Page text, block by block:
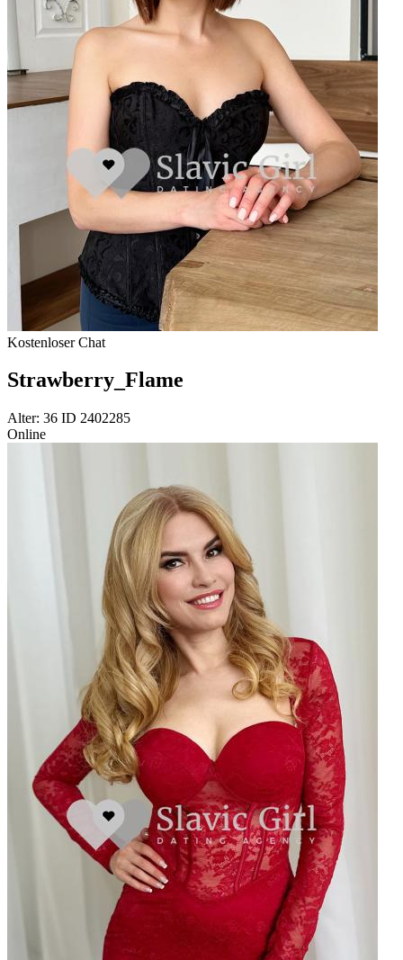
Kostenloser Chat
Strawberry_Flame
Alter: 36 ID 2402285
Online